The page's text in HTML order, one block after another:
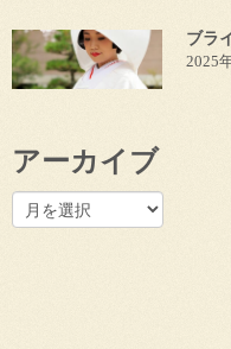
ブラ
2025
アーカイブ